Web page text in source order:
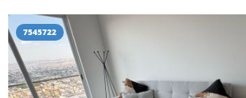
7545722